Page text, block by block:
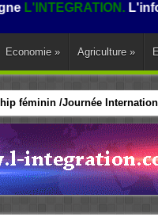
L'information
Economie » Agriculture »
féminin /Journée